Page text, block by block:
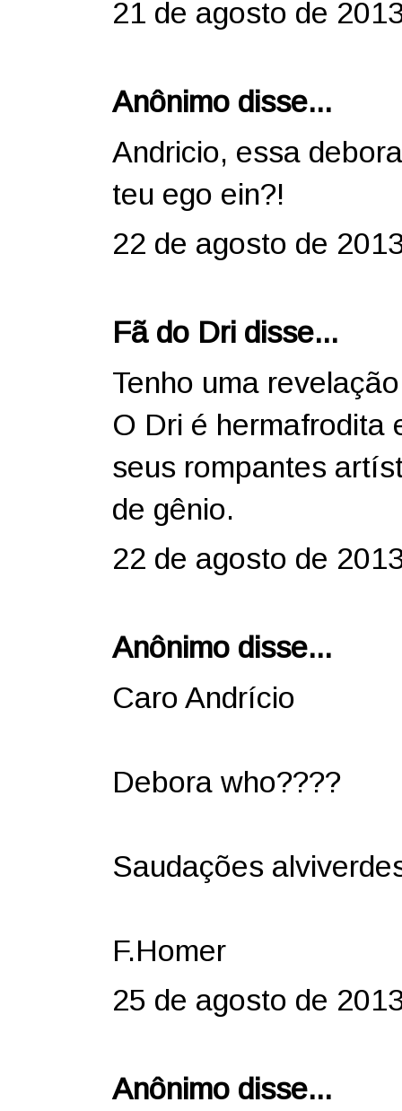
21 de agosto de
Anônimo disse...
Andricio, essa
teu ego ein?!
22 de agosto de
Fã do Dri disse...
Tenho uma
O Dri é hermafrodita
seus rompantes
de gênio.
22 de agosto de
Anônimo disse...
Caro Andrício
Debora who????
Saudações
F.Homer
25 de agosto de
Anônimo disse...